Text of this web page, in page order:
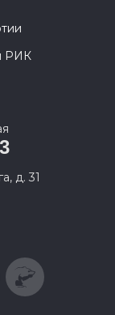
РИК
д. 31